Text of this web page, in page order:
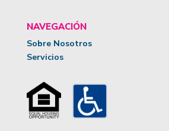
NAVEGACIÓN
Sobre Nosotros
Servicios